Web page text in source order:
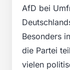
AfD bei
Besonders
die Partei
vielen